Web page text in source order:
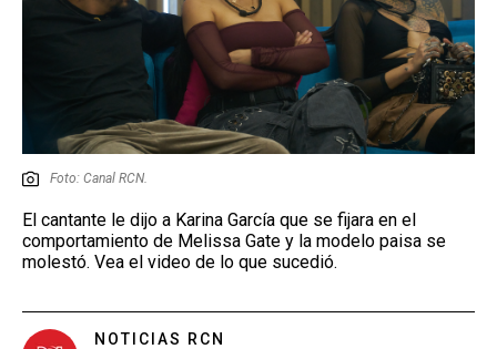
Foto: Canal RCN.
El cantante le dijo a Karina García que se fijara en el
comportamiento de Melissa Gate y la modelo paisa se
molestó. Vea el video de lo que sucedió.
NOTICIAS RCN